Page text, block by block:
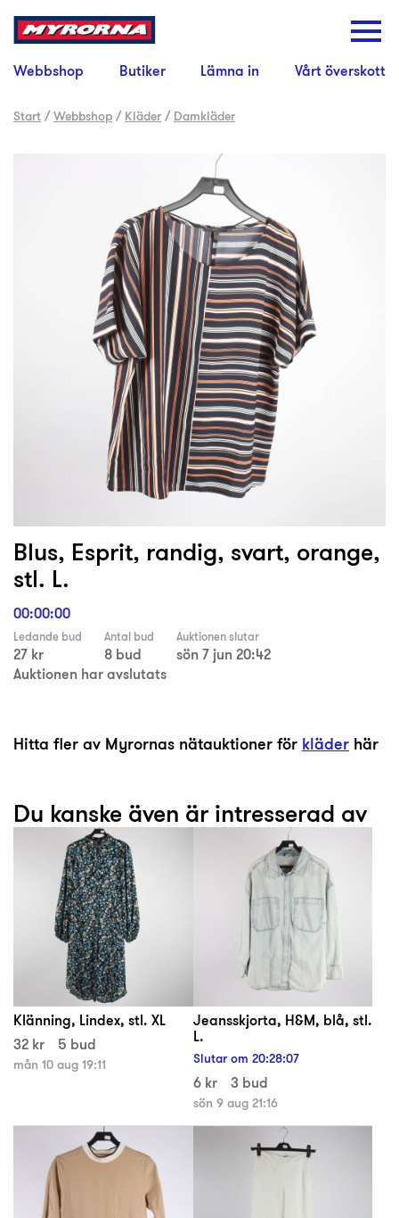
Webbshop Butiker Lämna in Vårt överskott
Start /Webbshop / Kläder / Damkläder
Blus, Esprit, randig, svart, orange,
stl. L.
00:00:00
Ledande bud
27 kr
Antal bud
8 bud
Auktionen slutar
sön 7 jun 20:42
Auktionen har avslutats
Hitta fler av Myrornas nätauktioner för kläder här
Du kanske även är intresserad av
Klänning, Lindex, stl. XL
32 kr
5 bud
mån 10 aug 19:11
Jeansskjorta, H&M, blå, stl.
L.
Slutar om 20:28:06
6 kr 3 bud
sön 9 aug 21:16